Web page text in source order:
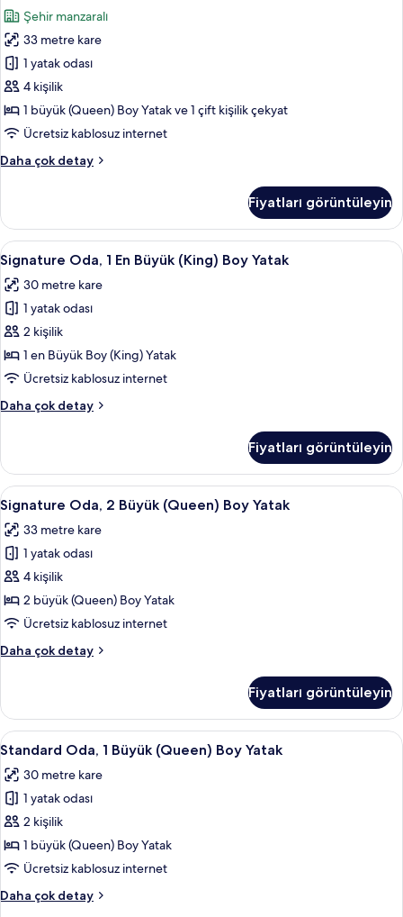
daha
fazla
detay
Küçük
Mutfak
için
tüm
fotoğrafları
görün
Şehir manzaralı
33 metre kare
1 yatak odası
4 kişilik
1 büyük (Queen) Boy Yatak ve 1 çift kişilik çekyat
Ücretsiz kablosuz internet
Daha çok detay
Standard
hakkında
daha
fazla
detay
Fiyatları görüntüleyin
Signature
Oda,
1
En
Büyük
(King)
Boy
için
görün
Signature Oda, 1 En Büyük (King)
7
Signature Oda, 1 En Büyük (King) Boy Yatak
30 metre kare
1 yatak odası
2 kişilik
1 en Büyük Boy (King) Yatak
Ücretsiz kablosuz internet
Daha çok detay
Signature
Büyük
(King)
Boy
Yatak
hakkında
daha
fazla
detay
Fiyatları görüntüleyin
Signature
Oda,
2
Büyük
(Queen)
Boy
Yatak
tüm
Signature Oda, 2 Büyük (Queen) Boy
4
Signature Oda, 2 Büyük (Queen) Boy Yatak
33 metre kare
1 yatak odası
4 kişilik
2 büyük (Queen) Boy Yatak
Ücretsiz kablosuz internet
Daha çok detay
Signature
(Queen)
Boy
Yatak
daha
fazla
detay
Fiyatları görüntüleyin
Standard
Oda,
1
Büyük
(Queen)
Boy
Yatak
tüm
Standard Oda, 1 Büyük (Queen) Boy
4
Standard Oda, 1 Büyük (Queen) Boy Yatak
30 metre kare
1 yatak odası
2 kişilik
1 büyük (Queen) Boy Yatak
Ücretsiz kablosuz internet
Daha çok detay
Standard